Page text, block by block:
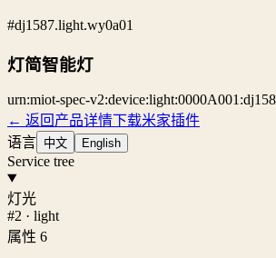
#dj1587.light.wy0a01
灯简智能灯
urn:miot-spec-
← 返回产品详情下载米家插件
语言 中文 English
Service tree
灯光
#2 · light
属性 6